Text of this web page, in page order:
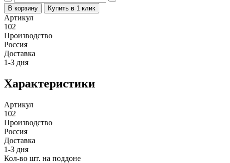
В корзину Купить в 1 клик
Артикул
102
Производство
Россия
Доставка
1-3 дня
Характеристики
Артикул
102
Производство
Россия
Доставка
1-3 дня
Кол-во шт. на поддоне